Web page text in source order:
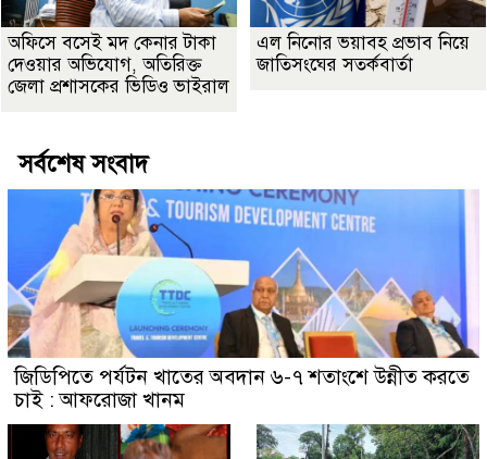
অফিসে বসেই মদ কেনার টাকা
দেওয়ার অভিযোগ, অতিরিক্ত
জেলা প্রশাসকের ভিডিও ভাইরাল
এল নিনোর ভয়াবহ প্রভাব নিয়ে
জাতিসংঘের সতর্কবার্তা
সর্বশেষ সংবাদ
জিডিপিতে পর্যটন খাতের অবদান ৬-৭ শতাংশে উন্নীত করতে
চাই : আফরোজা খানম